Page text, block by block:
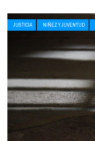
JUSTICIA NIÑEZ Y JUVENTUD